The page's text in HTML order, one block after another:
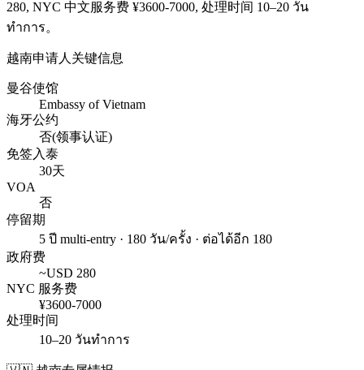
280, NYC 中文服务费 ¥3600-7000, 处理时间 10–20 วัน
ทำการ。
越南申请人关键信息
曼谷使馆
Embassy of Vietnam
海牙公约
否(领事认证)
免签入泰
30天
VOA
否
停留期
5 ปี multi-entry · 180 วัน/ครั้ง · ต่อได้อีก 180
政府费
~USD 280
NYC 服务费
¥3600-7000
处理时间
10–20 วันทำการ